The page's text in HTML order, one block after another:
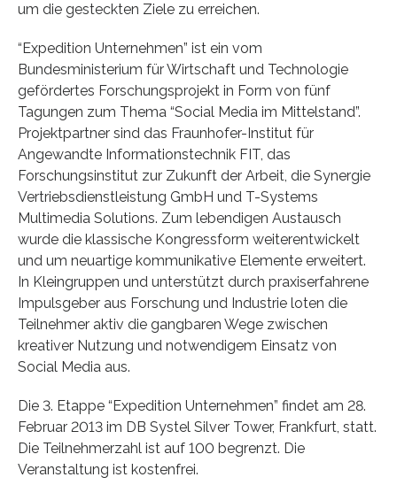
um die gesteckten Ziele zu erreichen.
“Expedition Unternehmen” ist ein vom
Bundesministerium für Wirtschaft und Technologie
gefördertes Forschungsprojekt in Form von fünf
Tagungen zum Thema “Social Media im Mittelstand”.
Projektpartner sind das Fraunhofer-Institut für
Angewandte Informationstechnik FIT, das
Forschungsinstitut zur Zukunft der Arbeit, die Synergie
Vertriebsdienstleistung GmbH und T-Systems
Multimedia Solutions. Zum lebendigen Austausch
wurde die klassische Kongressform weiterentwickelt
und um neuartige kommunikative Elemente erweitert.
In Kleingruppen und unterstützt durch praxiserfahrene
Impulsgeber aus Forschung und Industrie loten die
Teilnehmer aktiv die gangbaren Wege zwischen
kreativer Nutzung und notwendigem Einsatz von
Social Media aus.
Die 3. Etappe “Expedition Unternehmen” findet am 28.
Februar 2013 im DB Systel Silver Tower, Frankfurt, statt.
Die Teilnehmerzahl ist auf 100 begrenzt. Die
Veranstaltung ist kostenfrei.